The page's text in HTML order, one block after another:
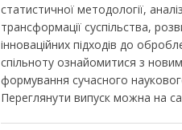
статистичної методології,
трансформації суспільства,
інноваційних підходів до
спільноту ознайомитися з
формування сучасного
Переглянути випуск можна на